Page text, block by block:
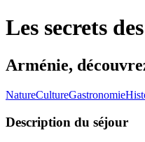
Les secrets
Arménie,
NatureCultureGastronomie
Description du séjour